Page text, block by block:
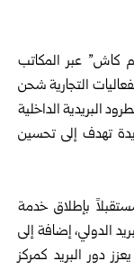
كاش” عبر المكاتب
التجارية شحن
البريدية الداخلية
تهدف إلى تحسين
بإطلاق خدمة
الدولي، إضافة إلى
دور البريد كمركز